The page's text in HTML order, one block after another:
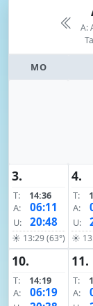
A:
MO
3.
T:
14:36
A:
06:11
U: 20:48
☀ 13:29 (63°)
4.
T:
A:
U:
☀
10.
T:
14:19
A:
06:19
11.
T:
A: